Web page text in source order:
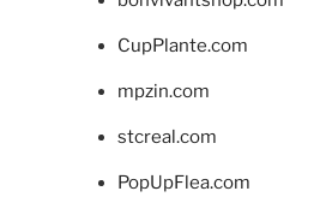
CupPlante.com
mpzin.com
stcreal.com
PopUpFlea.com